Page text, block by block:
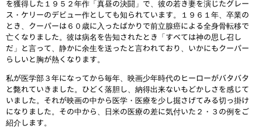
を獲得した１９５２年作「真昼の決闘」で、彼の若き妻を演じたグレー
ス・ケリーのデビュー作としても知られています。１９６１年、卒業の
とき、クーパーは６０歳に入ったばかりで前立腺癌による全身骨転移で
亡くなりました。彼は病名を告知されたとき「すべては神の思し召し
だ」と言って、静かに余生を送ったと言われており、いかにもクーパー
らしいと胸が熱くなります。
私が医学部３年になってから毎年、映画少年時代のヒーローがバタバタ
と斃れていきました。ひどく落胆し、納得出来ないもどかしさを感じて
いました。それが映画の中から医学・医療を少し掘さげてみる切っ掛け
になりました。その中から、日米の医療の差に気付いた２・３の例をご
紹介します。